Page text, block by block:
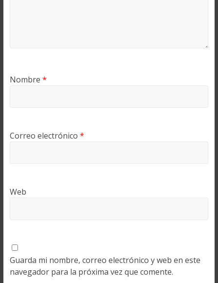
Nombre *
Correo electrónico *
Web
Guarda mi nombre, correo electrónico y web en este
navegador para la próxima vez que comente.